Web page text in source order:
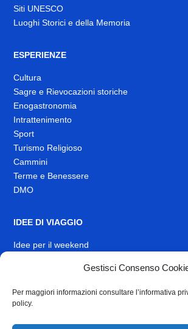
Gestisci Consenso
Per maggiori informazioni consultare l’informativa
policy.
Siti UNESCO
Luoghi Storici e della Memoria
ESPERIENZE
Cultura
Sagre e Rievocazioni storiche
Enogastronomia
Intrattenimento
Sport
Turismo Religioso
Cammini
Terme e Benessere
DMO
IDEE DI VIAGGIO
Idee per il weekend
INFO
News